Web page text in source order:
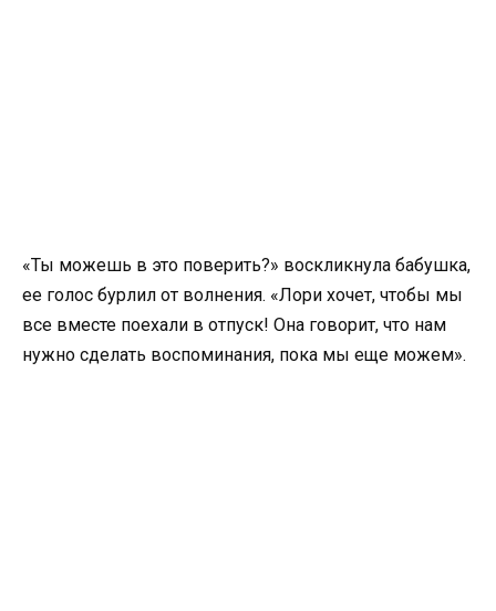
«Ты можешь в это поверить?» воскликнула бабушка,
ее голос бурлил от волнения. «Лори хочет, чтобы мы
все вместе поехали в отпуск! Она говорит, что нам
нужно сделать воспоминания, пока мы еще можем».